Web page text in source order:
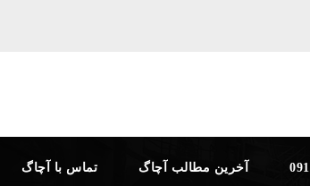
تماس با آچاگ آخرین مطالب آچاگ